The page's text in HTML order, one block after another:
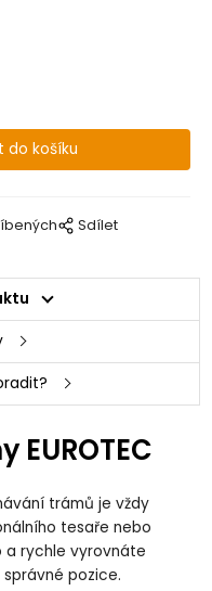
Sdílet
trámů je vždy
tesaře nebo
a rychle vyrovnáte
pozice.